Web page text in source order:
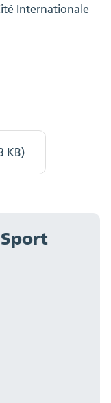
Internationale
KB)